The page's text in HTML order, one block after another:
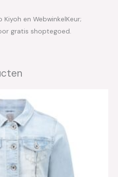
en WebwinkelKeur;
gratis shoptegoed.